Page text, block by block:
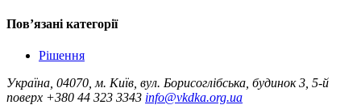
Повʼязані категорії
Рішення
Україна, 04070, м. Київ, вул. Борисоглібська, будинок 3, 5-й
поверх +380 44 323 3343 info@vkdka.org.ua